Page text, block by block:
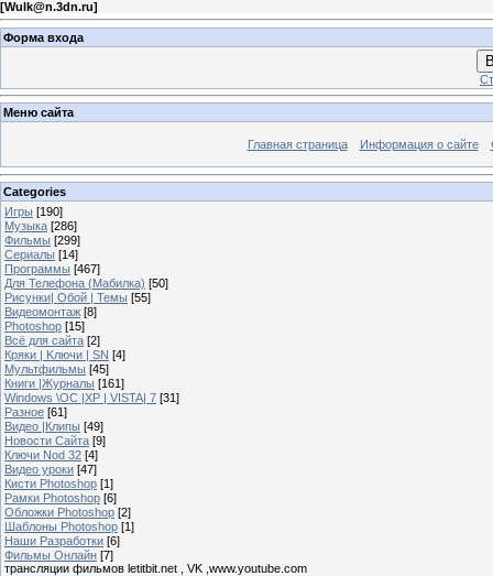
[Wulk@n.3dn.ru]
Форма входа
Меню сайта
Главная страница Информация о сайте
Categories
Игры [190]
Музыка [286]
Фильмы [299]
Сериалы [14]
Программы [467]
Для Телефона (Мабилка) [50]
Рисунки| Обой | Темы [55]
Видеомонтаж [8]
Photoshop [15]
Всё для сайта [2]
Кряки | Kлючи | SN [4]
Мультфильмы [45]
Книги |Журналы [161]
Windows \OC |XP | VISTA| 7 [31]
Разное [61]
Видео |Клипы [49]
Новости Сайта [9]
Ключи Nod 32 [4]
Видео уроки [47]
Кисти Photoshop [1]
Рамки Photoshop [6]
Обложки Photoshop [2]
Шаблоны Photoshop [1]
Наши Разработки [6]
Фильмы Онлайн [7]
трансляции фильмов letitbit.net , VK ,www.youtube.com